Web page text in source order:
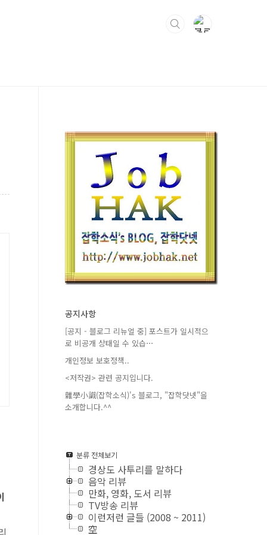
공지사항
[공지 - 블로그 리뉴얼 중] 포스트가 일시적으
로 비공개 상태일 수 있습⋯
개인정보 보호정책..
<저작권> 관련 공지입니다.
雜學小識(잡학소식)'s 블로그, "잡학닷넷"을
소개합니다.^^
분류 전체보기
경상도 사투리를 말하다
음악 리뷰
만화, 영화, 도서 리뷰
TV방송 리뷰
이런저런 글들 (2008 ~ 2011)
空